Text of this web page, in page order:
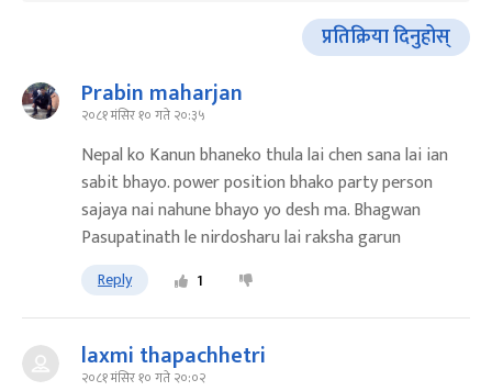
प्रतिक्रिया दिनुहोस्
Prabin maharjan
२०८१ मंसिर १० गते २०:३५
Nepal ko Kanun bhaneko thula lai chen sana lai ian
sabit bhayo. power position bhako party person
sajaya nai nahune bhayo yo desh ma. Bhagwan
Pasupatinath le nirdosharu lai raksha garun
Reply 1
laxmi thapachhetri
२०८१ मंसिर १० गते २०:०२